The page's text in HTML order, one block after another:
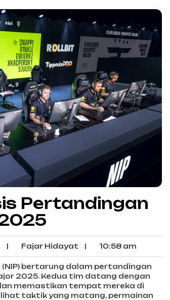
Pertandingan
No
Comments
| Fajar HidayatFajar
Hidayat
| 10:58 am
am
(NIP) bertarung dalam pertandingan
2025. Kedua tim datang dengan
memastikan tempat mereka di
taktik yang matang, permainan